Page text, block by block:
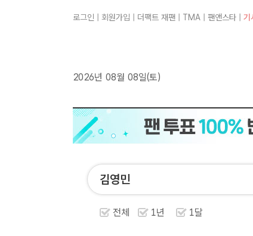
로그인 회원가입 더팩트 재팬 TMA 팬앤스타 기
2026년 08월 08일(토)
전체 1년 1달